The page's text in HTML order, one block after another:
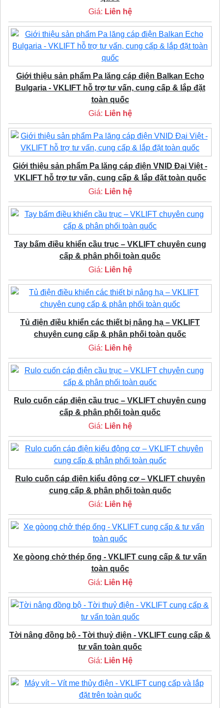
Giá: Liên hệ
Giới thiệu sản phẩm Pa lăng cáp điện Balkan Echo
Bulgaria - VKLIFT hỗ trợ tư vấn, cung cấp & lắp đặt
toàn quốc
Giá: Liên hệ
Giới thiệu sản phẩm Pa lăng cáp điện VNID Đại Việt -
VKLIFT hỗ trợ tư vấn, cung cấp & lắp đặt toàn quốc
Giá: Liên hệ
Tay bấm điều khiển cầu trục – VKLIFT chuyên cung
cấp & phân phối toàn quốc
Giá: Liên hệ
Tủ điện điều khiển các thiết bị nâng hạ – VKLIFT
chuyên cung cấp & phân phối toàn quốc
Giá: Liên hệ
Rulo cuốn cáp điện cầu trục – VKLIFT chuyên cung
cấp & phân phối toàn quốc
Giá: Liên hệ
Rulo cuốn cáp điện kiểu động cơ – VKLIFT chuyên
cung cấp & phân phối toàn quốc
Giá: Liên hệ
Xe gòong chở thép ống - VKLIFT cung cấp & tư vấn
toàn quốc
Giá: Liên Hệ
Tời nâng đồng bộ - Tời thuỷ điện - VKLIFT cung cấp &
tư vấn toàn quốc
Giá: Liên Hệ